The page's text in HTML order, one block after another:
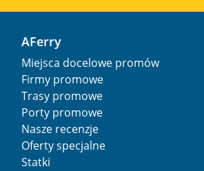
AFerry
Miejsca docelowe promów
Firmy promowe
Trasy promowe
Porty promowe
Nasze recenzje
Oferty specjalne
Statki